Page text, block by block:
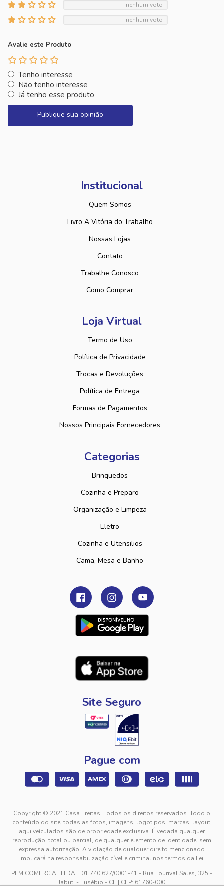
nenhum voto
nenhum voto
Avalie este Produto
Tenho interesse
Não tenho interesse
Já tenho esse produto
Publique sua opinião
Institucional
Quem Somos
Livro A Vitória do Trabalho
Nossas Lojas
Contato
Trabalhe Conosco
Como Comprar
Loja Virtual
Termo de Uso
Política de Privacidade
Trocas e Devoluções
Política de Entrega
Formas de Pagamentos
Nossos Principais Fornecedores
Categorias
Brinquedos
Cozinha e Preparo
Organização e Limpeza
Eletro
Cozinha e Utensilios
Cama, Mesa e Banho
Site Seguro
Pague com
Copyright © 2021 Casa Freitas. Todos os direitos reservados. Todo o
conteúdo do site, todas as fotos, imagens, logotipos, marcas, layout,
aqui veículados são de propriedade exclusiva. É vedada qualquer
reprodução, total ou parcial, de qualquer elemento de identidade, sem
expressa autorização. A violação de qualquer direito mencionado
implicará na responsabilização cível e criminal nos termos da Lei.
PFM COMERCIAL LTDA. | 01.740.627/0001-41 - Rua Lourival Sales, 325 -
Jabuti - Eusébio - CE | CEP: 61760-000